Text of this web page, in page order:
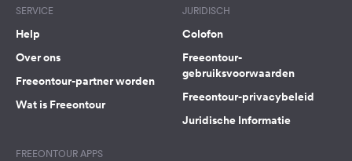
SERVICE
Help
Over ons
Freeontour-partner worden
Wat is Freeontour
JURIDISCH
Colofon
Freeontour-
gebruiksvoorwaarden
Freeontour-privacybeleid
Juridische Informatie
FREEONTOUR APPS